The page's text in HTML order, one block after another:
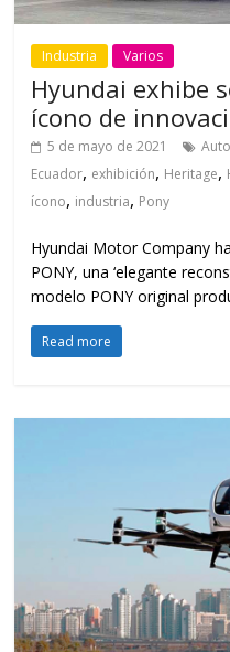
Industria Varios
Hyundai exhibe
ícono de
5 de mayo de 2021
Ecuador, exhibición, Heritage,
ícono, industria, Pony
Hyundai Motor Company
PONY, una ‘elegante
modelo PONY original
Read more